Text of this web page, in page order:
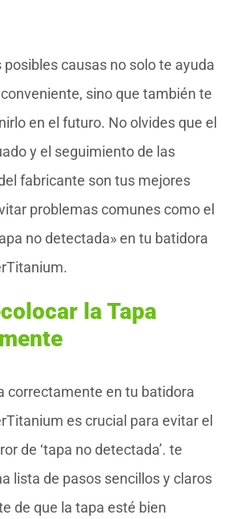
posibles causas no solo te ayuda
sino que también te
en el futuro. No olvides que el
y el seguimiento de las
fabricante son tus mejores
problemas comunes como el
no detectada» en tu batidora
la Tapa
correctamente en tu batidora
es crucial para evitar el
de ‘tapa no detectada’. te
lista de pasos sencillos y claros
de que la tapa esté bien